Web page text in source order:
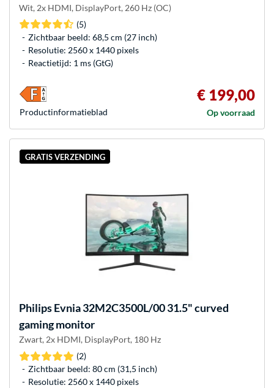
Wit, 2x HDMI, DisplayPort, 260 Hz (OC)
(5)
Zichtbaar beeld: 68,5 cm (27 inch)
Resolutie: 2560 x 1440 pixels
Reactietijd: 1 ms (GtG)
€ 199,00
Op voorraad
Product­informatieblad
GRATIS VERZENDING
PhilipsEvnia 32M2C3500L/00 31.5" curved
gaming monitor
Zwart, 2x HDMI, DisplayPort, 180 Hz
(2)
Zichtbaar beeld: 80 cm (31,5 inch)
Resolutie: 2560 x 1440 pixels